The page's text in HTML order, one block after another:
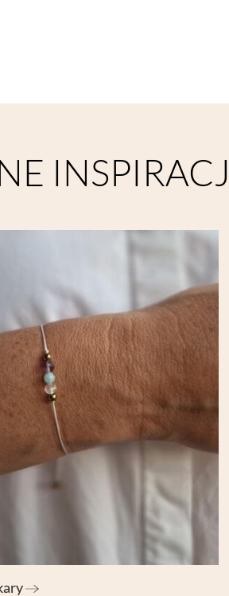
się, by informacje przez nie
na zasadach opisanych
pliki cookies, po prostu kliknij w
z poniższych opcji.